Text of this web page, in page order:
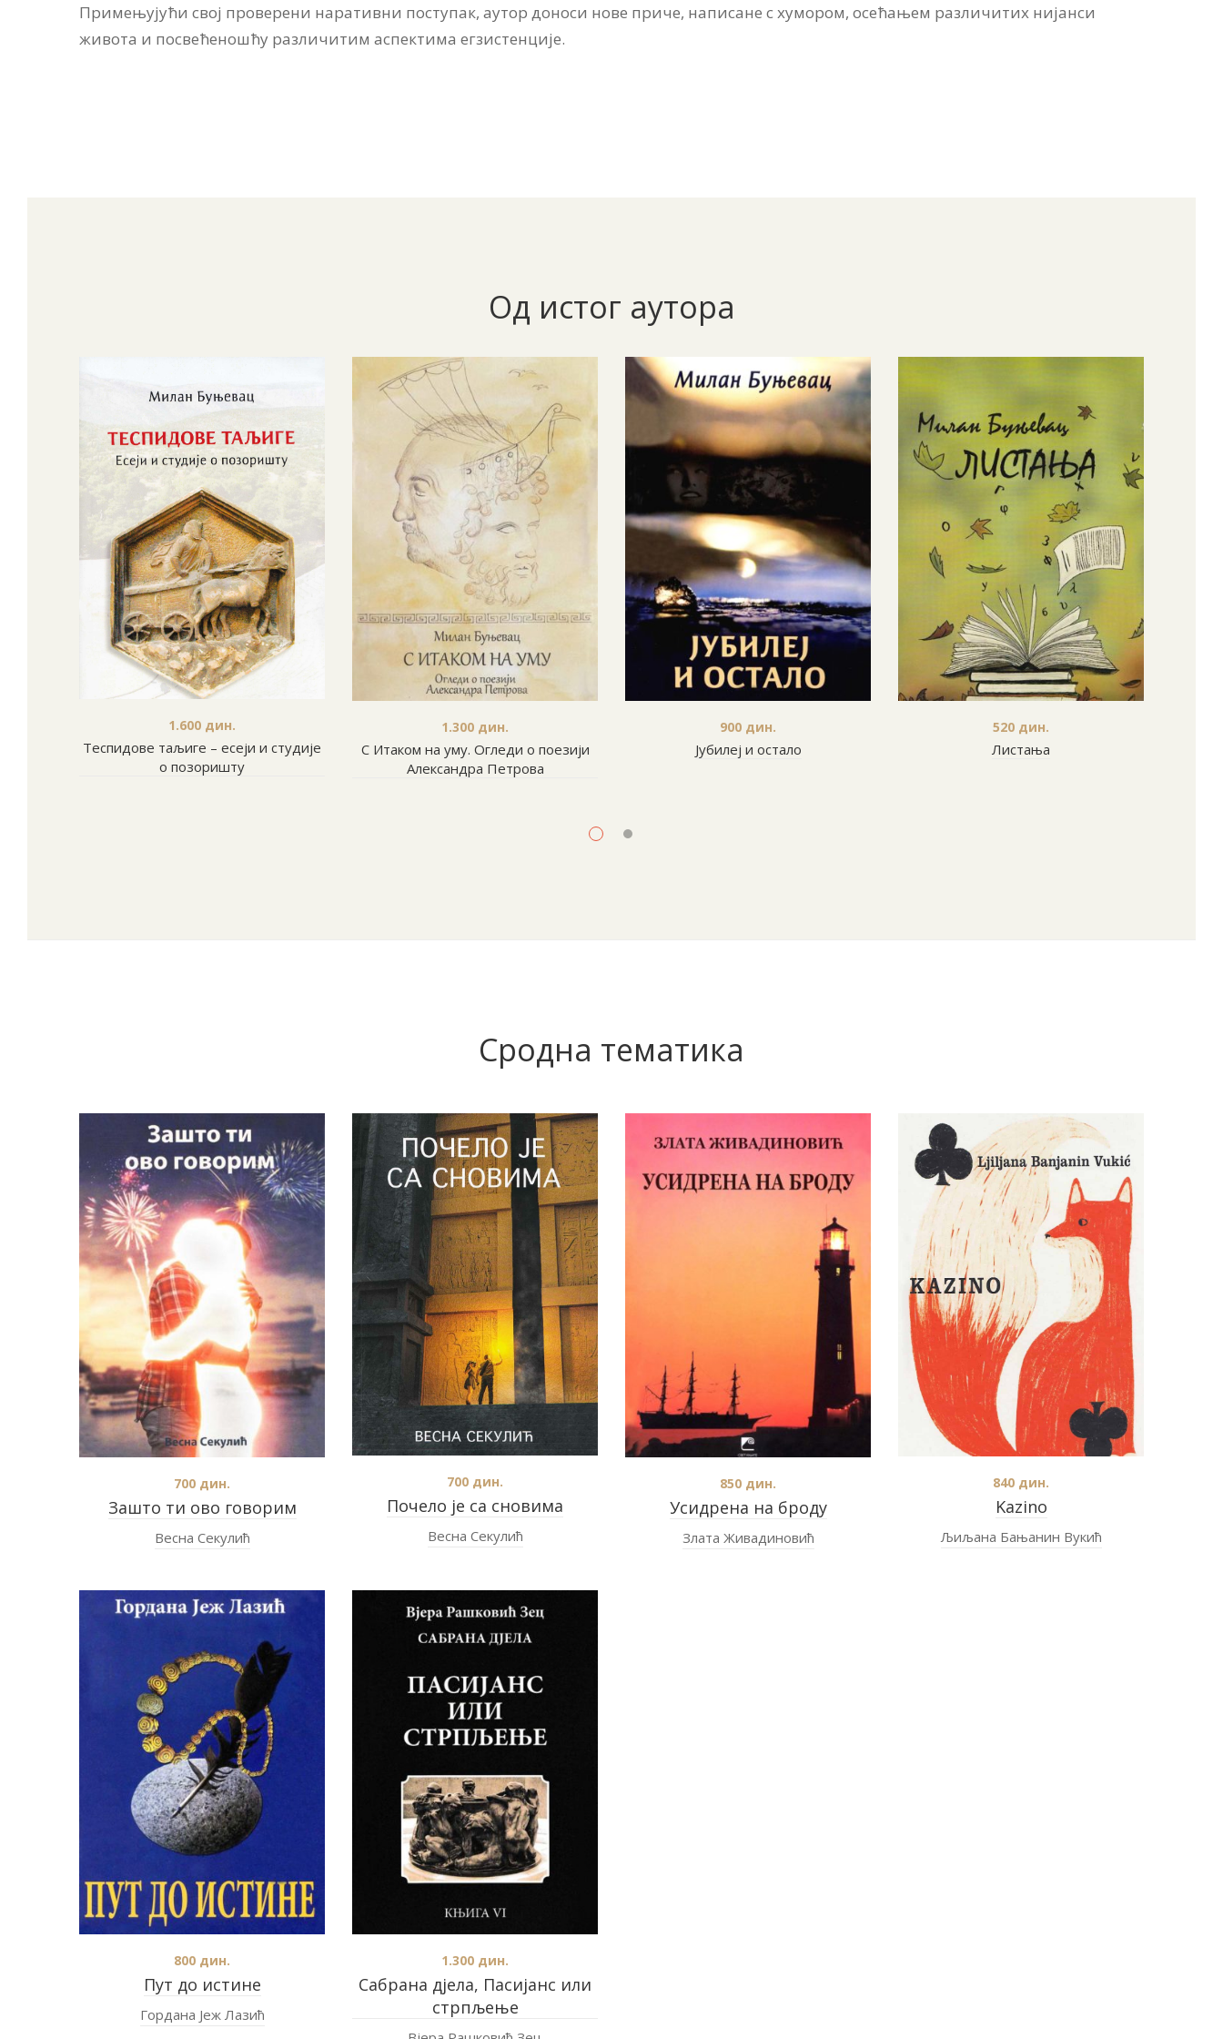
Примењујући свој проверени наративни поступак, аутор доноси нове приче, написане с хумором, осећањем различитих нијанси
живота и посвећеношћу различитим аспектима егзистенције.
Од истог аутора
Теспидове таљиге – есеји и студије
о позоришту
1.600 дин.
С Итаком на уму. Огледи о поезији
Александра Петрова
1.300 дин.
Јубилеј и остало
900 дин.
Листања
520 дин.
Сродна тематика
Зашто ти ово говорим
700 дин.
Весна Секулић
Почело је са сновима
700 дин.
Весна Секулић
Усидрена на броду
850 дин.
Злата Живадиновић
Kazino
840 дин.
Љиљана Бањанин Вукић
Пут до истине
800 дин.
Гордана Јеж Лазић
Сабрана дјела, Пасијанс или
стрпљење
1.300 дин.